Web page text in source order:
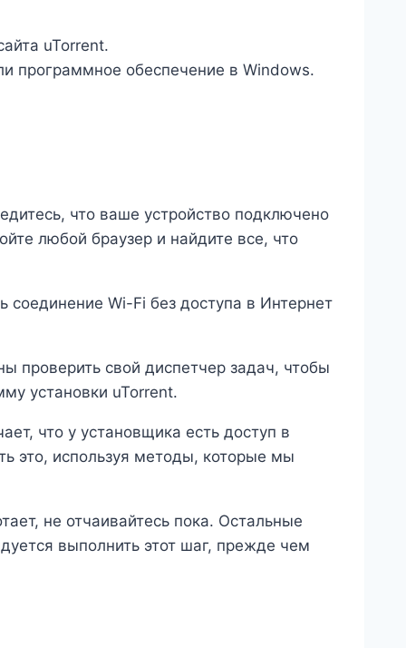
uTorrent.
программное обеспечение в Windows.
что ваше устройство подключено
любой браузер и найдите все, что
соединение Wi-Fi без доступа в Интернет
проверить свой диспетчер задач, чтобы
установки uTorrent.
что у установщика есть доступ в
это, используя методы, которые мы
не отчаивайтесь пока. Остальные
выполнить этот шаг, прежде чем